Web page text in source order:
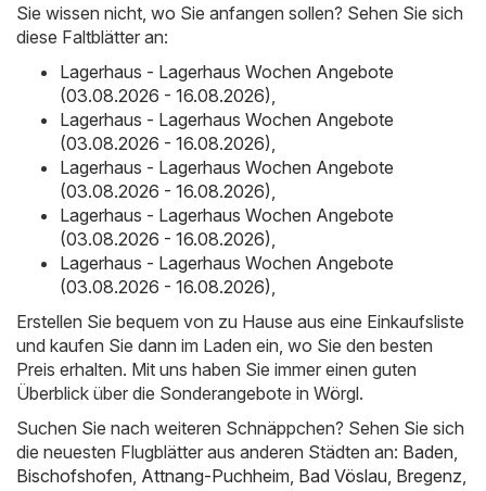
Sie wissen nicht, wo Sie anfangen sollen? Sehen Sie sich
diese Faltblätter an:
Lagerhaus - Lagerhaus Wochen Angebote
(03.08.2026 - 16.08.2026)
Lagerhaus - Lagerhaus Wochen Angebote
(03.08.2026 - 16.08.2026)
Lagerhaus - Lagerhaus Wochen Angebote
(03.08.2026 - 16.08.2026)
Lagerhaus - Lagerhaus Wochen Angebote
(03.08.2026 - 16.08.2026)
Lagerhaus - Lagerhaus Wochen Angebote
(03.08.2026 - 16.08.2026)
Erstellen Sie bequem von zu Hause aus eine Einkaufsliste
und kaufen Sie dann im Laden ein, wo Sie den besten
Preis erhalten. Mit uns haben Sie immer einen guten
Überblick über die Sonderangebote in Wörgl.
Suchen Sie nach weiteren Schnäppchen? Sehen Sie sich
die neuesten Flugblätter aus anderen Städten an: Baden
Bischofshofen Attnang-Puchheim Bad Vöslau Bregenz